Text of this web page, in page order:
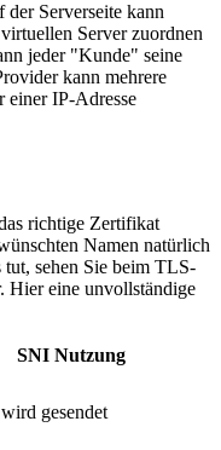
der Serverseite kann
Server zuordnen
jeder "Kunde" seine
kann mehrere
einer IP-Adresse
richtige Zertifikat
Namen natürlich
sehen Sie beim TLS-
Hier eine unvollständige
SNI Nutzung
gesendet